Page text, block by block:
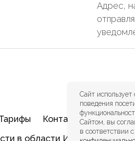
Адрес,
в области ИТ
Политики
Контакты
Сайт
поведения
Сайтом, вы
в соответствии